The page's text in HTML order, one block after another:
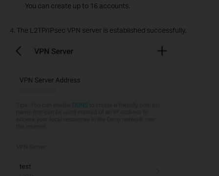
You can create up to 16 accounts.
4. The L2TP/IPsec VPN server is established successfully.